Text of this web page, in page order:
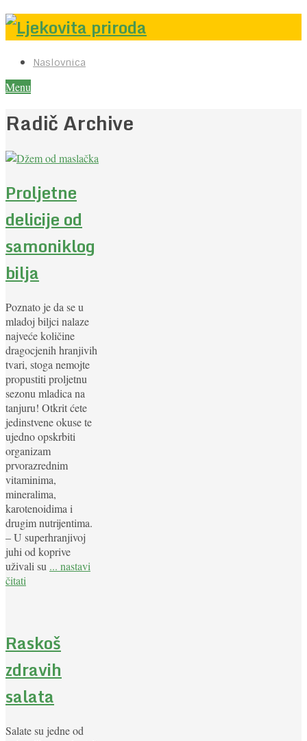
Naslovnica
Menu
Radič Archive
Proljetne
delicije od
samoniklog
bilja
Poznato je da se u
mladoj biljci nalaze
najveće količine
dragocjenih hranjivih
tvari, stoga nemojte
propustiti proljetnu
sezonu mladica na
tanjuru! Otkrit ćete
jedinstvene okuse te
ujedno opskrbiti
organizam
prvorazrednim
vitaminima,
mineralima,
karotenoidima i
drugim nutrijentima.
– U superhranjivoj
juhi od koprive
uživali su ... nastavi
čitati
Raskoš
zdravih
salata
Salate su jedne od